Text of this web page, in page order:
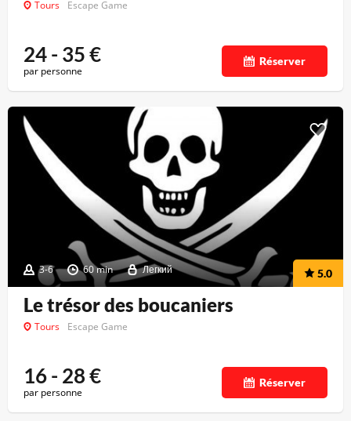
Tours Escape Game
24 - 35€
par personne
Réserver
3-6 60 min Легкий 5.0
Le trésor des boucaniers
Tours Escape Game
16 - 28€
par personne
Réserver